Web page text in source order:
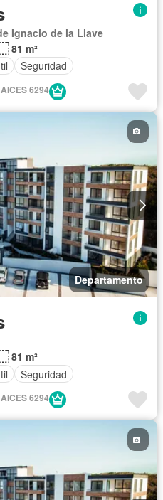
Ignacio de la Llave
81 m²
Seguridad
6294
Departamento
81 m²
Seguridad
6294